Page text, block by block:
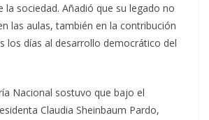
la sociedad. Añadió que su legado no
las aulas, también en la contribución
los días al desarrollo democrático del
Nacional sostuvo que bajo el
Claudia Sheinbaum Pardo,